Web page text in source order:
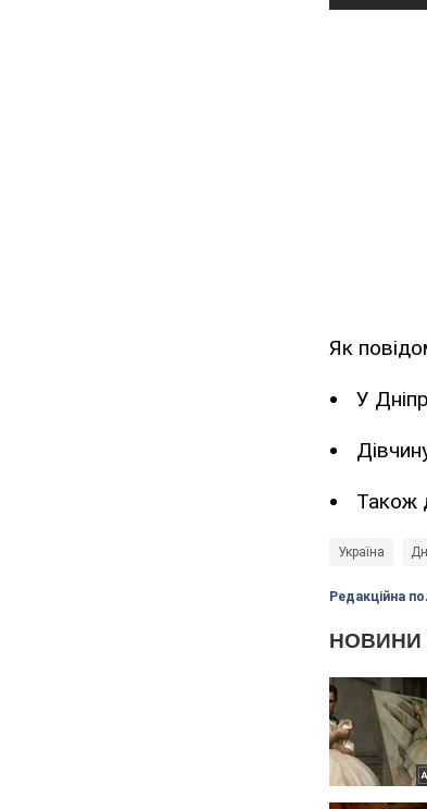
Як
У
Також
Україна
Редакційна